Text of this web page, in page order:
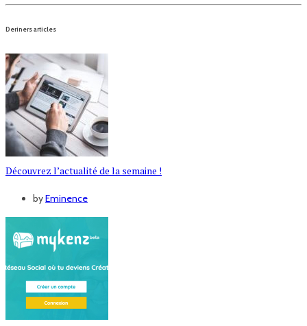
Deriners articles
Découvrez l’actualité de la semaine !
byEminence